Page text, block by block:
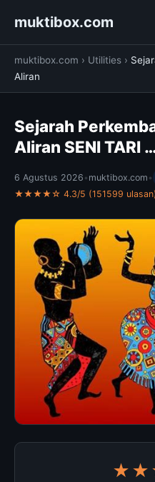
muktibox.com
muktibox.com › Utilities ›
Aliran
Sejarah
Aliran SENI TARI
6 Agustus 2026 • muktibox.com •
★★★★☆ 4.3/5 (151599